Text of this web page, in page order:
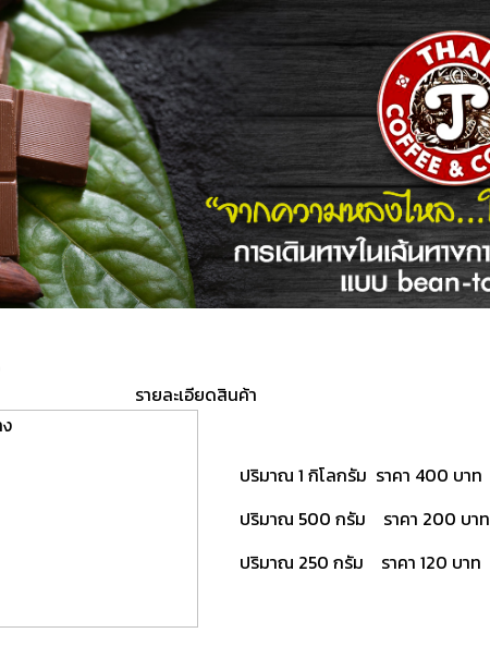
รายละเอียดสินค้า
ปริมาณ 1 กิโลกรัม ราคา 400 บาท
ปริมาณ 500 กรัม ราคา 200 บาท
ปริมาณ 250 กรัม ราคา 120 บาท